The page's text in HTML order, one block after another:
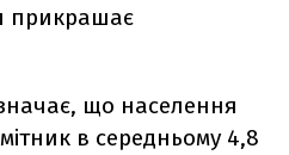
прикрашає
що населення
в середньому 4,8